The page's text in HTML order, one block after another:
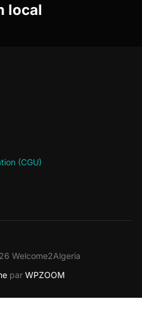
local
(CGU)
Welcome2Algeria
par WPZOOM